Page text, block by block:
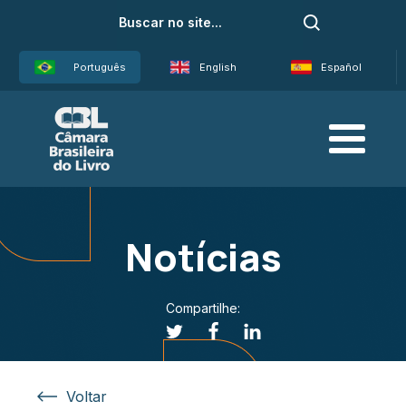
Português English Español
Notícias
Compartilhe:
Voltar